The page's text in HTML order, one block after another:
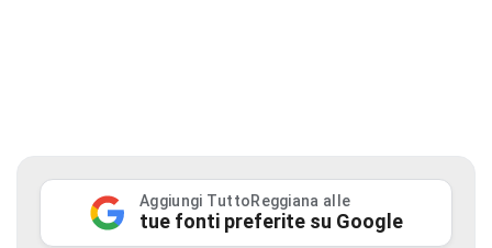
Aggiungi TuttoReggiana alle
tue fonti preferite su Google